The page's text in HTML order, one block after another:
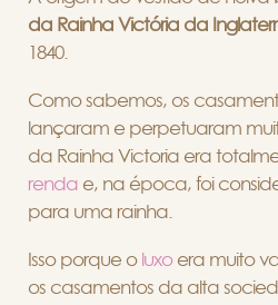
da Rainha Victória da
1840.
Como sabemos, os
lançaram e perpetuaram
da Rainha Victoria era
renda e, na época, foi
para uma rainha.
Isso porque o luxoera muito
os casamentos da alta